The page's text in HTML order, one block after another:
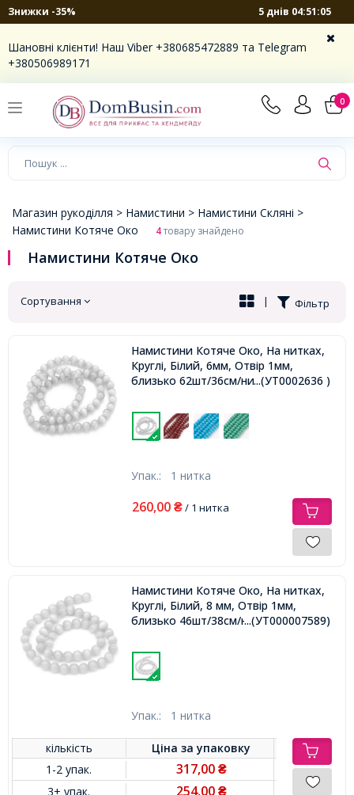
Знижки -35% 5 днів 04:51:05
Шановні клієнти! Наш Viber +380685472889 та Telegram
+380506989171
0
×
Магазин рукоділля > Намистини > Намистини Скляні >
Намистини Котяче Око
4товару знайдено
Намистини Котяче Око
Сортування Фільтр
|
Намистини Котяче Око, На нитках,
Круглі, Білий, 6мм, Отвір 1мм,
близько 62шт/36см/нитка,
...(УТ0002636 )
Упак.: 1 нитка
260,00 ₴/ 1 нитка
Намистини Котяче Око, На нитках,
Круглі, Білий, 8 мм, Отвір 1мм,
близько 46шт/38см/нитка,...(УТ000007589)
Упак.: 1 нитка
кількість Ціна заупаковку
1-2 упак.
317,00 ₴
3+ упак. 254,00 ₴